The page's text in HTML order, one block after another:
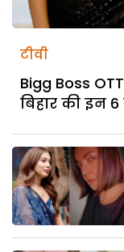
टीवी
Bigg Boss
बिहार की इन